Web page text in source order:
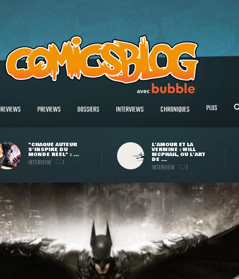
REVIEWS PREVIEWS DOSSIERS INTERVIEWS CHRONIQUES PLUS
"CHAQUE AUTEUR
S'INSPIRE DU
MONDE RÉEL" : ...
INTERVIEW 1
L'AMOUR ET LA
VERMINE : WILL
MCPHAIL, OU L'ART
DE ...
INTERVIEW 1